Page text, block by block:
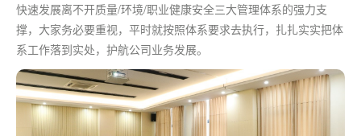
快速发展离不开质量/环境/职业健康安全三大管理体系的强力支
撑，大家务必要重视，平时就按照体系要求去执行，扎扎实实把体
系工作落到实处，护航公司业务发展。